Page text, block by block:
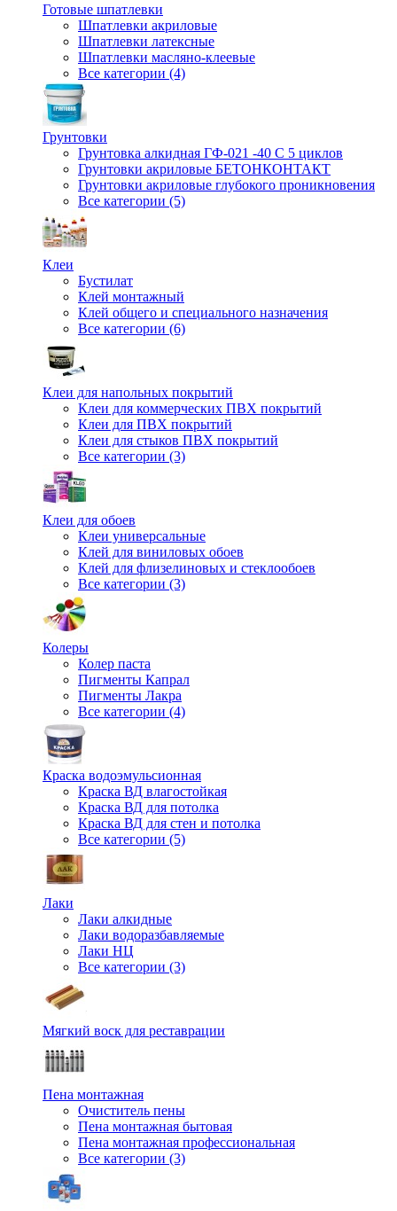
Готовые шпатлевки
Шпатлевки акриловые
Шпатлевки латексные
Шпатлевки масляно-клеевые
Все категории (4)
Грунтовки
Грунтовка алкидная ГФ-021 -40 С 5 циклов
Грунтовки акриловые БЕТОНКОНТАКТ
Грунтовки акриловые глубокого проникновения
Все категории (5)
Клеи
Бустилат
Клей монтажный
Клей общего и специального назначения
Все категории (6)
Клеи для напольных покрытий
Клеи для коммерческих ПВХ покрытий
Клеи для ПВХ покрытий
Клеи для стыков ПВХ покрытий
Все категории (3)
Клеи для обоев
Клеи универсальные
Клей для виниловых обоев
Клей для флизелиновых и стеклообоев
Все категории (3)
Колеры
Колер паста
Пигменты Капрал
Пигменты Лакра
Все категории (4)
Краска водоэмульсионная
Краска ВД влагостойкая
Краска ВД для потолка
Краска ВД для стен и потолка
Все категории (5)
Лаки
Лаки алкидные
Лаки водоразбавляемые
Лаки НЦ
Все категории (3)
Мягкий воск для реставрации
Пена монтажная
Очиститель пены
Пена монтажная бытовая
Пена монтажная профессиональная
Все категории (3)